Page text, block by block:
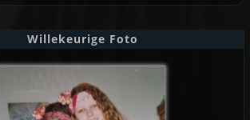
Willekeurige Foto